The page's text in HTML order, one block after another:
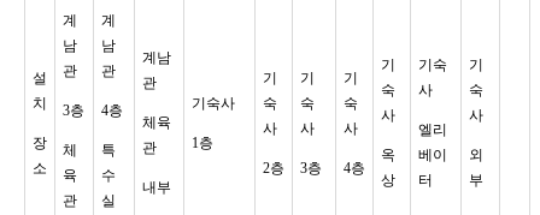
설
치
장
소
계
남
관
3층
체
육
관
계
남
관
4층
특
수
실
계남
관
체육
관
내부
기숙사
1층
기
숙
사
2층
기
숙
사
3층
기
숙
사
4층
기
숙
사
옥
상
기숙
사
엘리
베이
터
기
숙
사
외
부